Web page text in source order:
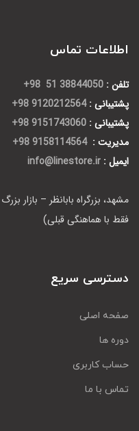
اطلاعات تماس
تلفن : 38844050 51 98+
پشتیبانی : 9120212564 98+
پشتیبانی : 9151743060 98+
مدیریت : 9158114564 98+
ایمیل : info@linestore.ir
فقط با هماهنگی قبلی)
دسترسی سریع
صفحه اصلی
دوره ها
حساب کاربری
تماس با ما